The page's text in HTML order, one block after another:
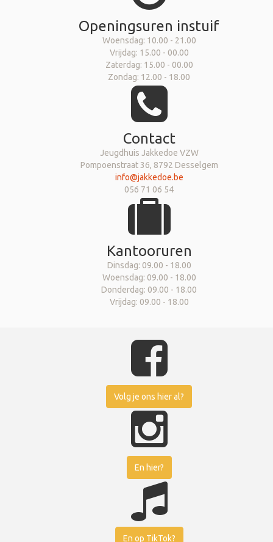
Openingsuren instuif
Woensdag: 10.00 - 21.00
Vrijdag: 15.00 - 00.00
Zaterdag: 15.00 - 00.00
Zondag: 12.00 - 18.00
Contact
Jeugdhuis Jakkedoe VZW
Pompoenstraat 36, 8792 Desselgem
info@jakkedoe.be
056 71 06 54
Kantooruren
Dinsdag: 09.00 - 18.00
Woensdag: 09.00 - 18.00
Donderdag: 09.00 - 18.00
Vrijdag: 09.00 - 18.00
Volg je ons hier al?
En hier?
En op TikTok?